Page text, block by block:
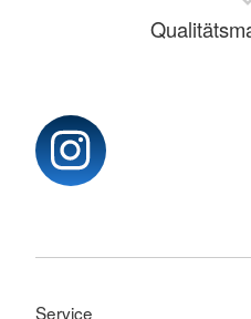
Service